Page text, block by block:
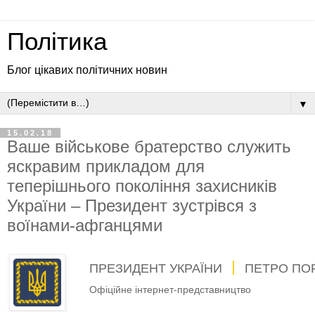
Політика
Блог цікавих політичних новин
▼
15.02.18
Ваше військове братерство служить
яскравим прикладом для
теперішнього покоління захисників
України – Президент зустрівся з
воїнами-афганцями
ПРЕЗИДЕНТ УКРАЇНИ ПЕТРО
Офіційне інтернет-представництво